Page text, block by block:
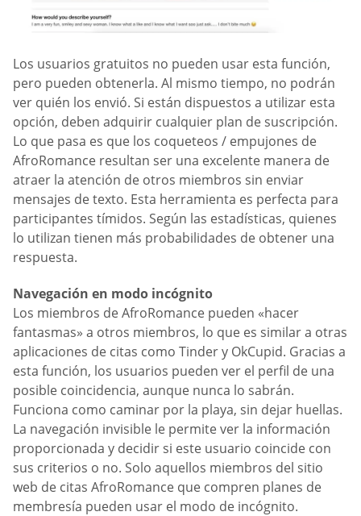
Los usuarios gratuitos no pueden usar esta función,
pero pueden obtenerla. Al mismo tiempo, no podrán
ver quién los envió. Si están dispuestos a utilizar esta
opción, deben adquirir cualquier plan de suscripción.
Lo que pasa es que los coqueteos / empujones de
AfroRomance resultan ser una excelente manera de
atraer la atención de otros miembros sin enviar
mensajes de texto. Esta herramienta es perfecta para
participantes tímidos. Según las estadísticas, quienes
lo utilizan tienen más probabilidades de obtener una
respuesta.
Navegación en modo incógnito
Los miembros de AfroRomance pueden «hacer
fantasmas» a otros miembros, lo que es similar a otras
aplicaciones de citas como Tinder y OkCupid. Gracias a
esta función, los usuarios pueden ver el perfil de una
posible coincidencia, aunque nunca lo sabrán.
Funciona como caminar por la playa, sin dejar huellas.
La navegación invisible le permite ver la información
proporcionada y decidir si este usuario coincide con
sus criterios o no. Solo aquellos miembros del sitio
web de citas AfroRomance que compren planes de
membresía pueden usar el modo de incógnito.